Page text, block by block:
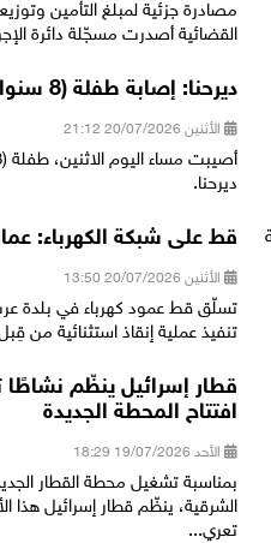
القضائية أصدرت مسجّلة دائرة
ديرحنا: إصابة طفلة (8 سنوات) بجراح خطيرة بجريمة إطلاق نار
الأثنين 20/07/2026 21:12
ديرحنا.
قط على شبكة الكهرباء:
الأثنين 20/07/2026 13:50
تسلّق قط عمود كهرباء في بلدة
تنفيذ عملية إنقاذ استثنائية من
قطار إسرائيل ينظّم نشاطًا
افتتاح المحطة الجديدة
الأحد 19/07/2026 18:29
بمناسبة تشغيل محطة القطار
الشرقية، ينظّم قطار إسرائيل هذا
تعري...